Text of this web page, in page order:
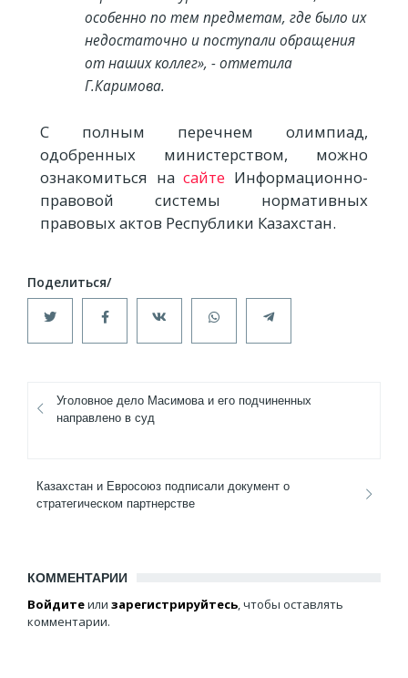
особенно по тем предметам, где было их
недостаточно и поступали обращения
от наших коллег», - отметила
Г.Каримова.
С полным перечнем олимпиад,
одобренных министерством, можно
ознакомиться насайте Информационно-
правовой системы нормативных
правовых актов Республики Казахстан.
Уголовное дело Масимова и его подчиненных
направлено в суд
Казахстан и Евросоюз подписали документ о
стратегическом партнерстве
КОММЕНТАРИИ
Войдитеили зарегистрируйтесь, чтобы оставлять
комментарии.